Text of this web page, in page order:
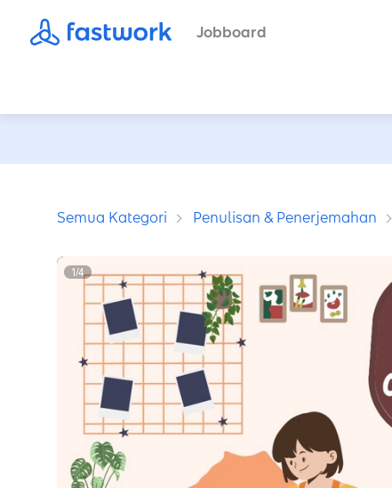
Jobboard
Semua Kategori Penulisan & Penerjemahan
1/4